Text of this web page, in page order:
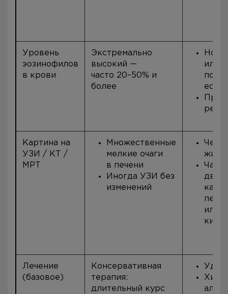
Уровень
эозинофилов
в крови
Экстремально
высокий —
часто 20–50% и
более
или
если
При
Картина на
УЗИ / КТ /
МРТ
Множественные
мелкие очаги
в печени
Иногда УЗИ без
изменений
или
Лечение
(базовое)
Консервативная
терапия:
длительный курс